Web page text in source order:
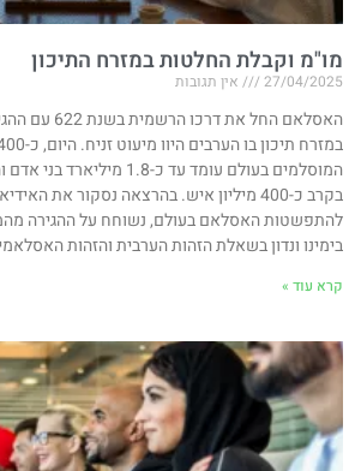
מו"מ וקבלת החלטות במזרח התיכון
27/04/2025 אין תגובות
האסלאם החל
המוסלמים בעולם עומד עד כ-
בקרב כ-400 מיליון איש. בהרצאה נסקור את
להתפשטות האסלאם בעולם, נשוחח על ההגירה
בימינו ונדון בשאלת הזהות הערבית והזהות
קרא עוד »